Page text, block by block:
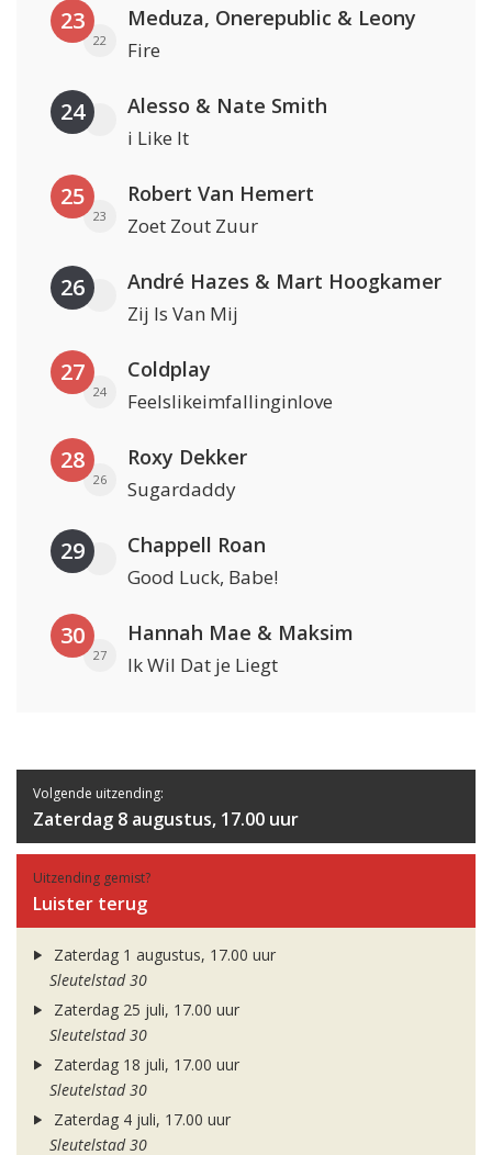
23
22
Meduza, Onerepublic & Leony
Fire
24 Alesso & Nate Smith
i Like It
25
23
Robert Van Hemert
Zoet Zout Zuur
26 André Hazes & Mart Hoogkamer
Zij Is Van Mij
27
24
Coldplay
Feelslikeimfallinginlove
28
26
Roxy Dekker
Sugardaddy
29 Chappell Roan
Good Luck, Babe!
30
27
Hannah Mae & Maksim
Ik Wil Dat je Liegt
Volgende uitzending:
Zaterdag 8 augustus, 17.00 uur
Uitzending gemist?
Luister terug
Zaterdag 1 augustus, 17.00 uur
Sleutelstad 30
Zaterdag 25 juli, 17.00 uur
Sleutelstad 30
Zaterdag 18 juli, 17.00 uur
Sleutelstad 30
Zaterdag 4 juli, 17.00 uur
Sleutelstad 30